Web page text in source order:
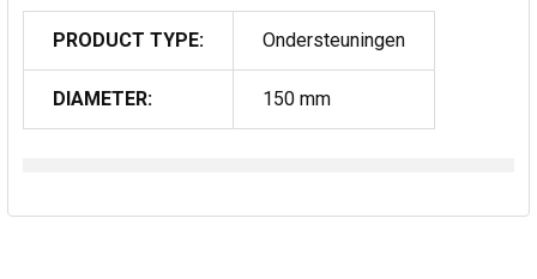
PRODUCT TYPE: Ondersteuningen
DIAMETER: 150 mm